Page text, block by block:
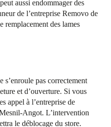
aussi endommager des
de l’entreprise Removo de
des lames
pas correctement
et d’ouverture. Si vous
appel à l’entreprise de
Angot. L’intervention
le déblocage du store.